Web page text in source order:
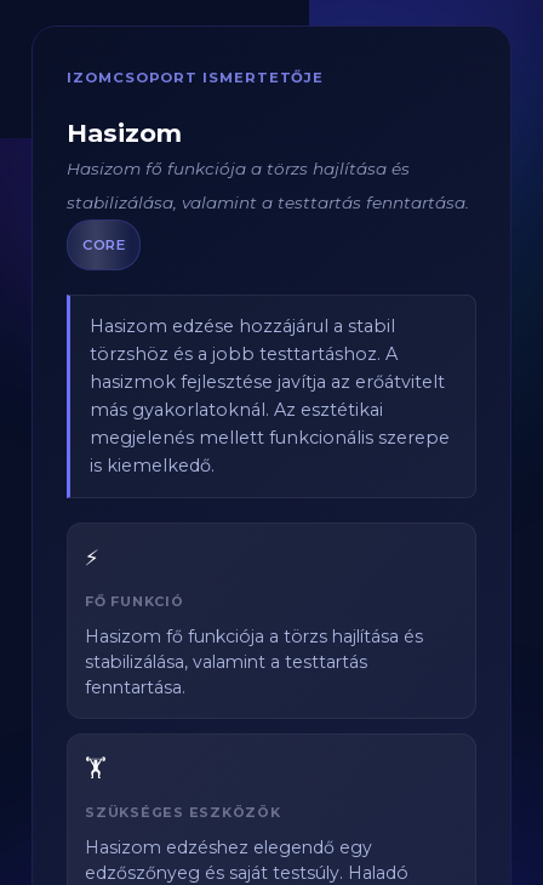
IZOMCSOPORT ISMERTETŐJE
Hasizom
Hasizom fő funkciója a törzs hajlítása és
stabilizálása, valamint a testtartás fenntartása.
CORE
Hasizom edzése hozzájárul a stabil
törzshöz és a jobb testtartáshoz. A
hasizmok fejlesztése javítja az erőátvitelt
más gyakorlatoknál. Az esztétikai
megjelenés mellett funkcionális szerepe
is kiemelkedő.
⚡
FŐ FUNKCIÓ
Hasizom fő funkciója a törzs hajlítása és
stabilizálása, valamint a testtartás
fenntartása.
🏋️
SZÜKSÉGES ESZKÖZÖK
Hasizom edzéshez elegendő egy
edzőszőnyeg és saját testsúly. Haladó